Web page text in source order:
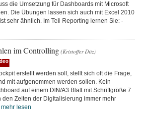
die Umsetzung für Dashboards mit Microsoft
Die Übungen lassen sich auch mit Excel 2010
sehr ähnlich. Im Teil Reporting lernen Sie: -
im Controlling(Kristoffer Ditz)
erstellt werden soll, stellt sich oft die Frage,
mit aufgenommen werden sollen. Kein
auf einem DIN/A3 Blatt mit Schriftgröße 7
den Zeiten der Digitalisierung immer mehr
mehr lesen